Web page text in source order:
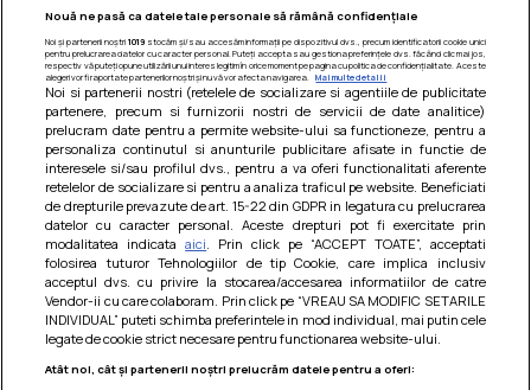
Paste integrale cu carne de pui in sos
de rosii
O mancare usoara, satioasa si gustoasa! Retete
dietetice
Nouă ne pasă ca datele tale personale să rămână confidențiale
Noi și partenerii noștri 1019stocăm și/sau accesăm informații pe dispozitivul dvs., precum identificatorii cookie unici
pentru prelucrarea datelor cu caracter personal. Puteți accepta sau gestiona preferințele dvs. făcând clic mai jos,
respectiv vă puteți opune utilizării unui interes legitim în orice moment pe pagina cu politica de confidențialitate. Aceste
alegeri vor fi raportate partenerilor noștri și nu vă vor afecta navigarea.
Mai multe detalii
Noi si partenerii nostri (retelele de socializare si agentiile de publicitate
partenere, precum si furnizorii nostri de servicii de date analitice)
prelucram date pentru a permite website-ului sa functioneze, pentru a
personaliza continutul si anunturile publicitare afisate in functie de
interesele si/sau profilul dvs., pentru a va oferi functionalitati aferente
retelelor de socializare si pentru a analiza traficul pe website. Beneficiati
de drepturile prevazute de art. 15-22 din GDPR in legatura cu prelucrarea
datelor cu caracter personal. Aceste drepturi pot fi exercitate prin
modalitatea indicataaici . Prin click pe “ACCEPT TOATE”, acceptati
folosirea tuturor Tehnologiilor de tip Cookie, care implica inclusiv
acceptul dvs. cu privire la stocarea/accesarea informatiilor de catre
Vendor-ii cu care colaboram. Prin click pe “VREAU SA MODIFIC SETARILE
INDIVIDUAL” puteti schimba preferintele in mod individual, mai putin cele
legate de cookie strict necesare pentru functionarea website-ului.
Atât noi, cât și partenerii noștri prelucrăm datele pentru a oferi: